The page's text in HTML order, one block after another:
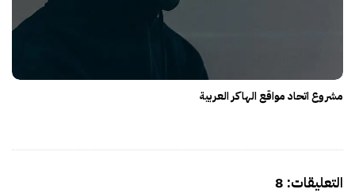
مشروع اتحاد مواقع الهاكر العربية
O